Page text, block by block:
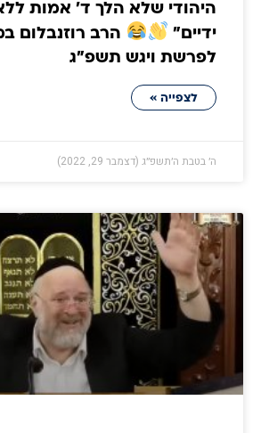
היהודי שלא הלך ד' אמות
ידיים"
הרב רוזנבלום
לפרשת ויגש תשפ"ג
לצפייה »
ה׳ בטבת ה׳תשפ״ג (דצמבר 29, 2022)